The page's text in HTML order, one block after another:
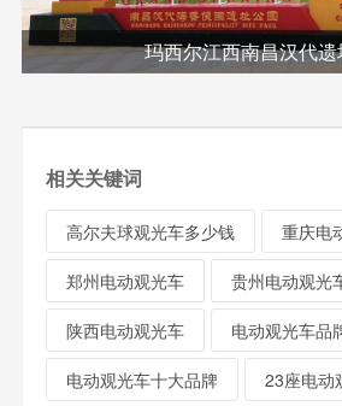
玛西尔江西南昌汉代
相关关键词
高尔夫球观光车多少钱 重庆电
郑州电动观光车 贵州电动观光
陕西电动观光车 电动观光车品
电动观光车十大品牌 23座电动